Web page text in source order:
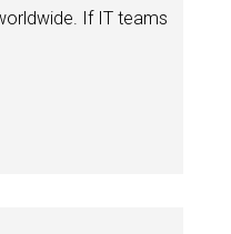
If IT teams